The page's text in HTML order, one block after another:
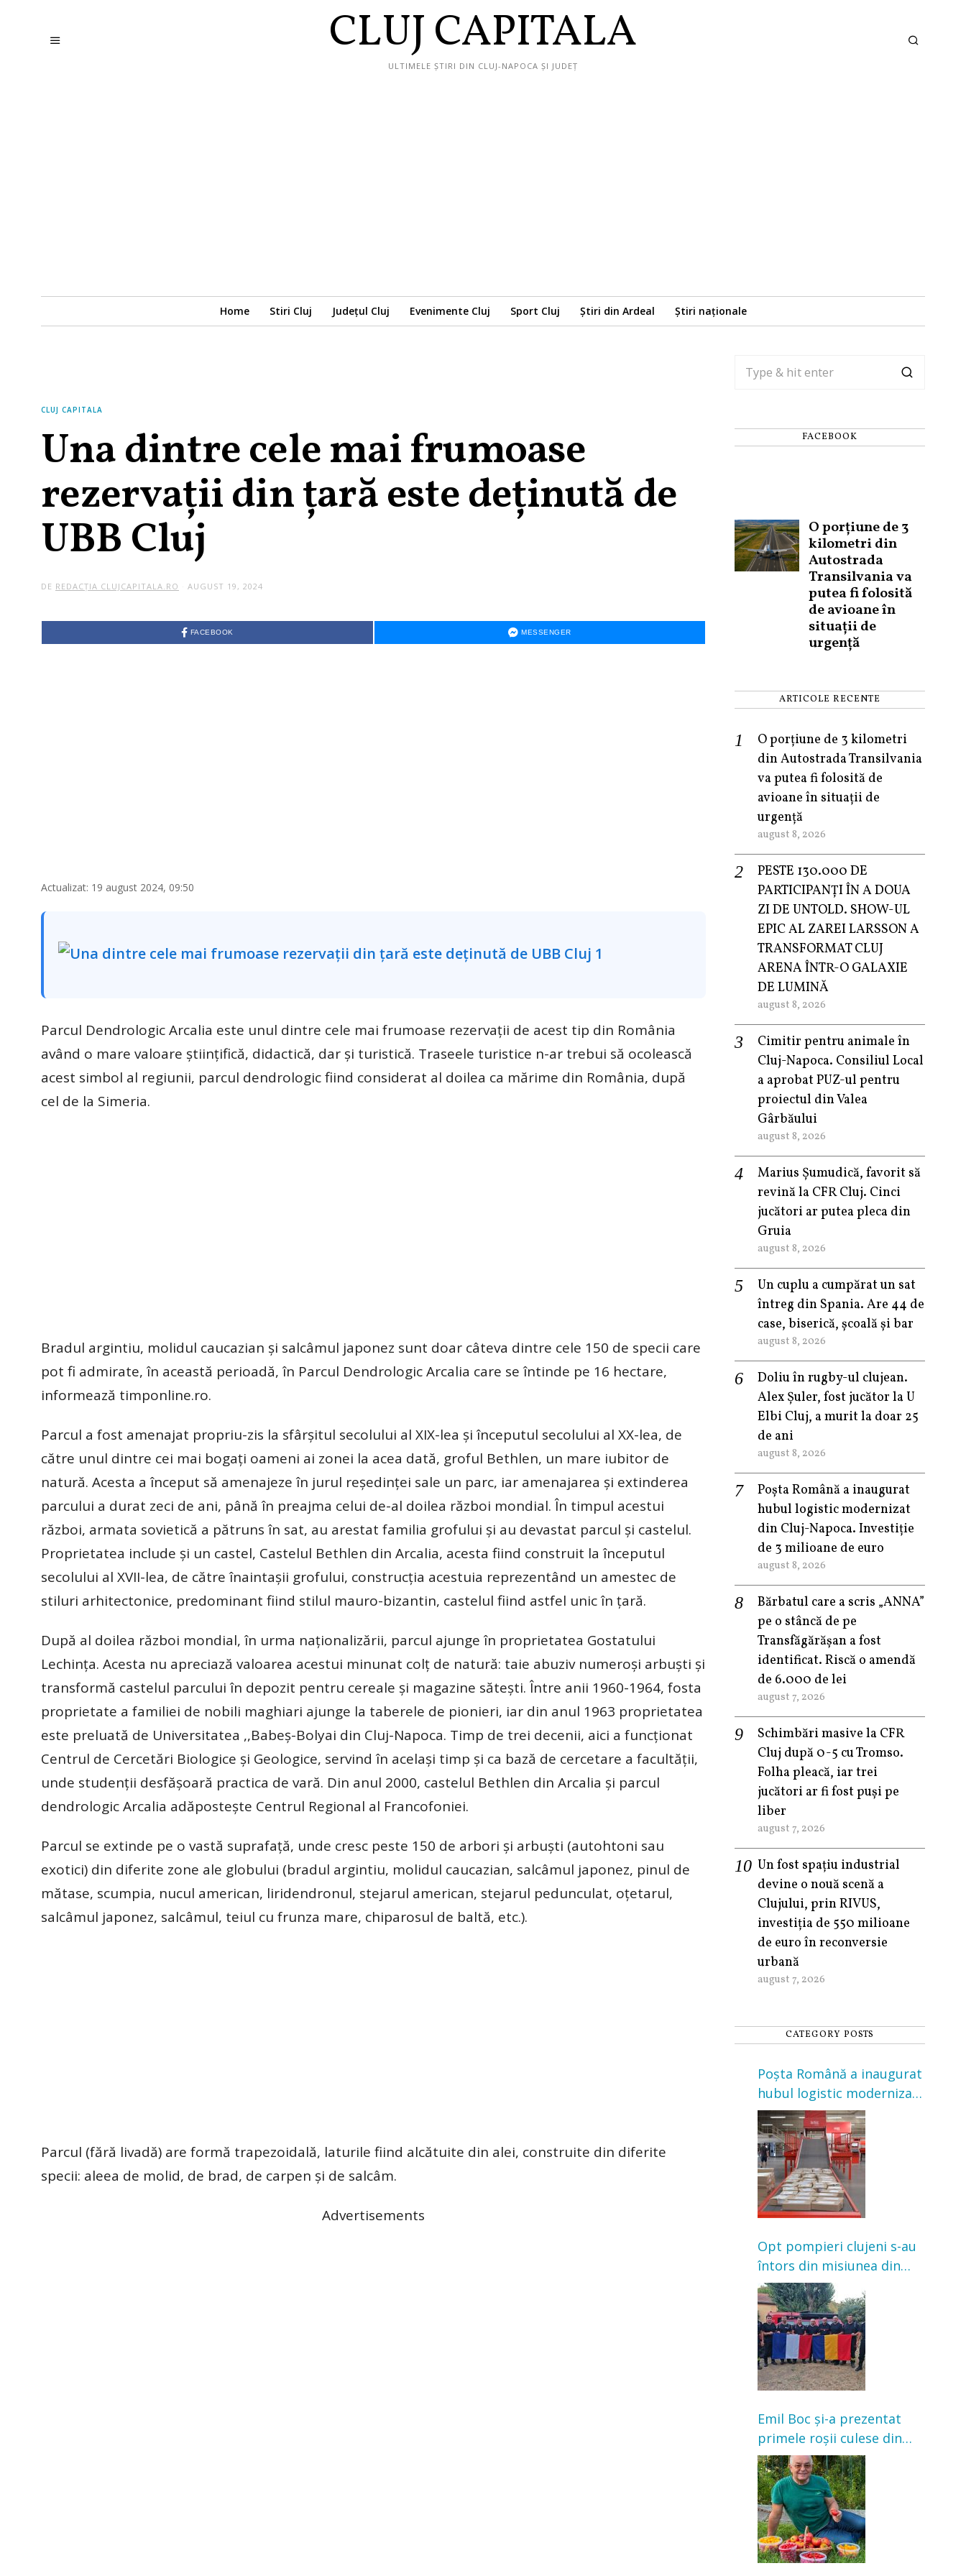
CLUJ CAPITALA
ULTIMELE ȘTIRI DIN CLUJ-NAPOCA ȘI JUDEȚ
Home Stiri Cluj Județul Cluj Evenimente Cluj Sport Cluj Știri din Ardeal Știri naționale
CLUJ CAPITALA
Una dintre cele mai frumoase
rezervații din țară este deținută de
UBB Cluj
DE REDACȚIA CLUJCAPITALA.RO AUGUST 19, 2024
FACEBOOK MESSENGER
Actualizat: 19 august 2024, 09:50
Parcul Dendrologic Arcalia este unul dintre cele mai frumoase rezervaţii de acest tip din România
având o mare valoare ştiinţifică, didactică, dar şi turistică. Traseele turistice n-ar trebui să ocolească
acest simbol al regiunii, parcul dendrologic fiind considerat al doilea ca mărime din România, după
cel de la Simeria.
Bradul argintiu, molidul caucazian și salcâmul japonez sunt doar câteva dintre cele 150 de specii care
pot fi admirate, în această perioadă, în Parcul Dendrologic Arcalia care se întinde pe 16 hectare,
informează timponline.ro.
Parcul a fost amenajat propriu-zis la sfârşitul secolului al XIX-lea şi începutul secolului al XX-lea, de
către unul dintre cei mai bogaţi oameni ai zonei la acea dată, groful Bethlen, un mare iubitor de
natură. Acesta a început să amenajeze în jurul reşedinţei sale un parc, iar amenajarea şi extinderea
parcului a durat zeci de ani, până în preajma celui de-al doilea război mondial. În timpul acestui
război, armata sovietică a pătruns în sat, au arestat familia grofului şi au devastat parcul şi castelul.
Proprietatea include şi un castel, Castelul Bethlen din Arcalia, acesta fiind construit la începutul
secolului al XVII-lea, de către înaintaşii grofului, construcţia acestuia reprezentând un amestec de
stiluri arhitectonice, predominant fiind stilul mauro-bizantin, castelul fiind astfel unic în ţară.
După al doilea război mondial, în urma naţionalizării, parcul ajunge în proprietatea Gostatului
Lechinţa. Acesta nu apreciază valoarea acestui minunat colţ de natură: taie abuziv numeroşi arbuşti şi
transformă castelul parcului în depozit pentru cereale şi magazine săteşti. Între anii 1960-1964, fosta
proprietate a familiei de nobili maghiari ajunge la taberele de pionieri, iar din anul 1963 proprietatea
este preluată de Universitatea ,,Babeş-Bolyai din Cluj-Napoca. Timp de trei decenii, aici a funcţionat
Centrul de Cercetări Biologice şi Geologice, servind în acelaşi timp şi ca bază de cercetare a facultăţii,
unde studenţii desfăşoară practica de vară. Din anul 2000, castelul Bethlen din Arcalia şi parcul
dendrologic Arcalia adăposteşte Centrul Regional al Francofoniei.
Parcul se extinde pe o vastă suprafaţă, unde cresc peste 150 de arbori şi arbuşti (autohtoni sau
exotici) din diferite zone ale globului (bradul argintiu, molidul caucazian, salcâmul japonez, pinul de
mătase, scumpia, nucul american, liridendronul, stejarul american, stejarul pedunculat, oţetarul,
salcâmul japonez, salcâmul, teiul cu frunza mare, chiparosul de baltă, etc.).
Parcul (fără livadă) are formă trapezoidală, laturile fiind alcătuite din alei, construite din diferite
specii: aleea de molid, de brad, de carpen şi de salcâm.
Advertisements
FACEBOOK
O porțiune de 3
kilometri din
Autostrada
Transilvania va
putea fi folosită
de avioane în
situații de
urgență
ARTICOLE RECENTE
O porțiune de 3 kilometri
din Autostrada Transilvania
va putea fi folosită de
avioane în situații de
urgență
august 8, 2026
PESTE 130.000 DE
PARTICIPANȚI ÎN A DOUA
ZI DE UNTOLD. SHOW-UL
EPIC AL ZAREI LARSSON A
TRANSFORMAT CLUJ
ARENA ÎNTR-O GALAXIE
DE LUMINĂ
august 8, 2026
Cimitir pentru animale în
Cluj-Napoca. Consiliul Local
a aprobat PUZ-ul pentru
proiectul din Valea
Gârbăului
august 8, 2026
Marius Șumudică, favorit să
revină la CFR Cluj. Cinci
jucători ar putea pleca din
Gruia
august 8, 2026
Un cuplu a cumpărat un sat
întreg din Spania. Are 44 de
case, biserică, școală și bar
august 8, 2026
Doliu în rugby-ul clujean.
Alex Șuler, fost jucător la U
Elbi Cluj, a murit la doar 25
de ani
august 8, 2026
Poșta Română a inaugurat
hubul logistic modernizat
din Cluj-Napoca. Investiție
de 3 milioane de euro
august 8, 2026
Bărbatul care a scris „ANNA”
pe o stâncă de pe
Transfăgărășan a fost
identificat. Riscă o amendă
de 6.000 de lei
august 7, 2026
Schimbări masive la CFR
Cluj după 0-5 cu Tromso.
Folha pleacă, iar trei
jucători ar fi fost puși pe
liber
august 7, 2026
Un fost spațiu industrial
devine o nouă scenă a
Clujului, prin RIVUS,
investiția de 550 milioane
de euro în reconversie
urbană
august 7, 2026
CATEGORY POSTS
Poșta Română a inaugurat
hubul logistic modernizat
din Cluj-Napoca. Investiție
de 3 milioane de euro
Opt pompieri clujeni s-au
întors din misiunea din
Franța. Au intervenit la
incendii de vegetație și
pădure
Emil Boc și-a prezentat
primele roșii culese din
grădină: „Niciun magazin
nu poate oferi această
satisfacție”